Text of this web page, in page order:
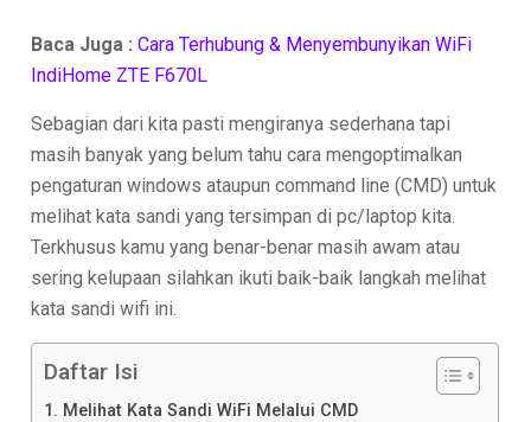
Baca Juga :Cara Terhubung & Menyembunyikan WiFi
IndiHome ZTE F670L
Sebagian dari kita pasti mengiranya sederhana tapi
masih banyak yang belum tahu cara mengoptimalkan
pengaturan windows ataupun command line (CMD) untuk
melihat kata sandi yang tersimpan di pc/laptop kita.
Terkhusus kamu yang benar-benar masih awam atau
sering kelupaan silahkan ikuti baik-baik langkah melihat
kata sandi wifi ini.
Daftar Isi
1. Melihat Kata Sandi WiFi Melalui CMD